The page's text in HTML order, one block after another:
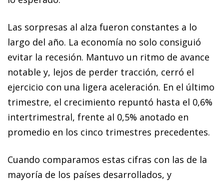
Las sorpresas al alza fueron constantes a lo
largo del año. La economía no solo consiguió
evitar la recesión. Mantuvo un ritmo de avance
notable y, lejos de perder tracción, cerró el
ejercicio con una ligera aceleración. En el último
trimestre, el crecimiento repuntó hasta el 0,6%
intertrimestral, frente al 0,5% anotado en
promedio en los cinco trimestres precedentes.
Cuando comparamos estas cifras con las de la
mayoría de los países desarrollados, y